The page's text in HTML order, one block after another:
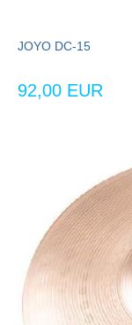
JOYO DC-15
92,00 EUR